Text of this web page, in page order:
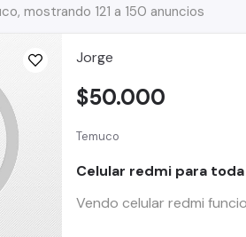
mostrando 121 a 150 anuncios
Jorge
Temuco
Celular redmi para
Vendo celular redmi
$50.000